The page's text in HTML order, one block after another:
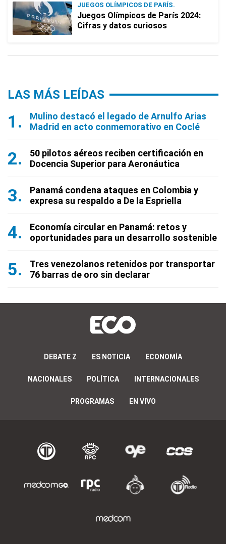
JUEGOS OLÍMPICOS DE PARÍS.
Juegos Olímpicos de París 2024:
Cifras y datos curiosos
LAS MÁS LEÍDAS
Mulino destacó el legado de Arnulfo Arias
Madrid en acto conmemorativo en Coclé
50 pilotos aéreos reciben certificación en
Docencia Superior para Aeronáutica
Panamá condena ataques en Colombia y
expresa su respaldo a De la Espriella
Economía circular en Panamá: retos y
oportunidades para un desarrollo sostenible
Tres venezolanos retenidos por transportar
76 barras de oro sin declarar
DEBATE Z ES NOTICIA ECONOMÍA
NACIONALES POLÍTICA INTERNACIONALES
PROGRAMAS EN VIVO